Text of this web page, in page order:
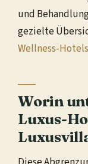
und
gezielte
Wellness-
Worin
Luxus-